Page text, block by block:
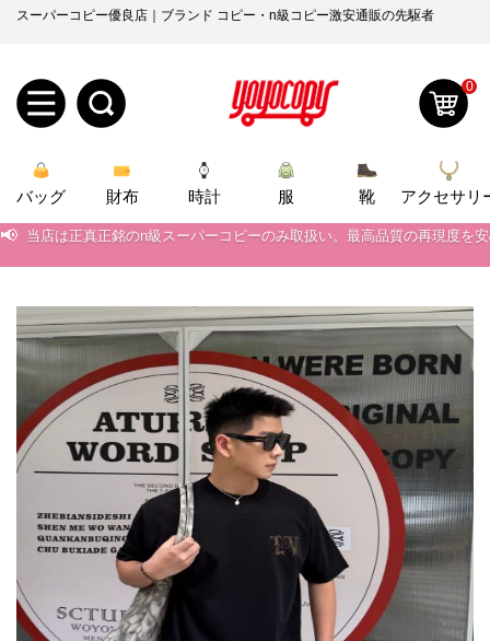
スーパーコピー優良店｜ブランド コピー・n級コピー激安通販の先駆者
規
ユ
ザ
登
ロ
グ
ン
ダ
理
知
yoyocopys@gmail.com
2026人気特集
衣装セット
住まい用品
アクセサリー
アイフォーンケ
0
バッグ 財布 時計 服 靴 アクセサリ
当店は正真正銘のn級スーパーコピーのみ取扱い。最高品質の再現度を
📢 当店は正真正銘のn級スーパーコピーのみ取扱い。最高品質の再現度を
2026春の新作続々更新中！期間中のご注文でお得な割引をご利用いただ
📢 新作入荷！ルイ・ヴィトンスーパーコピー バッグ最新モデルが登場。